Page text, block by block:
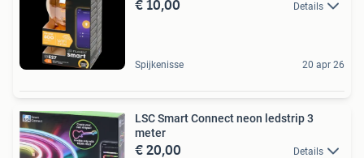
Details
Spijkenisse 20 apr 26
LSC Smart Connect neon ledstrip 3
meter
€ 20,00 Details